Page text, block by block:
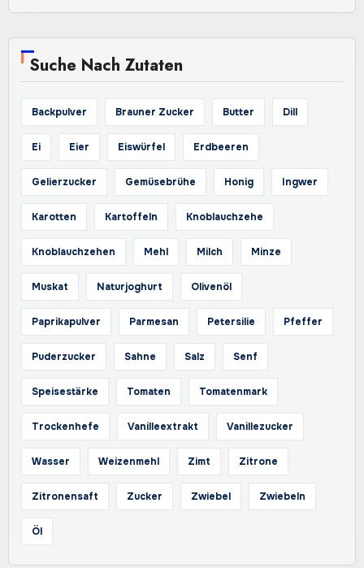
Suche Nach Zutaten
Backpulver Brauner Zucker Butter Dill
Ei Eier Eiswürfel Erdbeeren
Gelierzucker Gemüsebrühe Honig Ingwer
Karotten Kartoffeln Knoblauchzehe
Knoblauchzehen Mehl Milch Minze
Muskat Naturjoghurt Olivenöl
Paprikapulver Parmesan Petersilie Pfeffer
Puderzucker Sahne Salz Senf
Speisestärke Tomaten Tomatenmark
Trockenhefe Vanilleextrakt Vanillezucker
Wasser Weizenmehl Zimt Zitrone
Zitronensaft Zucker Zwiebel Zwiebeln
Öl